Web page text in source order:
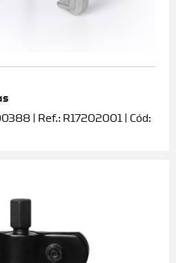
| Ref.: R17202001 | Cód: